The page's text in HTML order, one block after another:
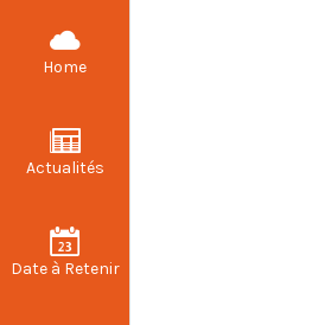
Home
Actualités
Date à Retenir
Actualités